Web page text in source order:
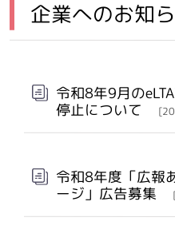
企業へのお知
令和8年9月の
停止について
令和8年度「広報
ージ」広告募集